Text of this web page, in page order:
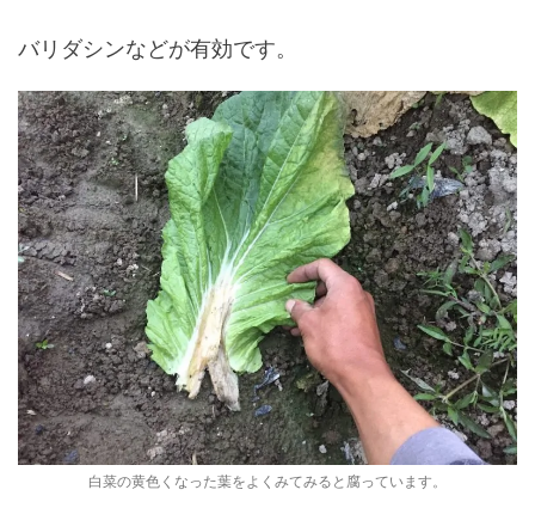
バリダシンなどが有効です。
白菜の黄色くなった葉をよくみてみると腐っています。